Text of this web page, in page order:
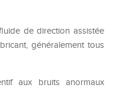
de direction assistée
généralement tous
aux bruits anormaux